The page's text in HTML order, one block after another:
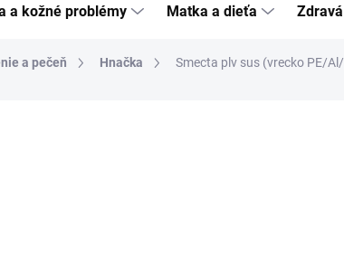
a kožné problémy Matka a dieťa
a pečeň Hnačka Smecta plv sus (vrecko PE/